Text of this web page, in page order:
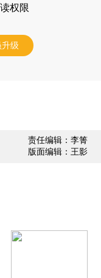
权限
级
责任编辑：李箐
版面编辑：王影